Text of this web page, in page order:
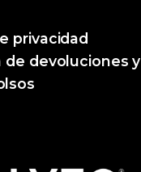
privacidad
de devoluciones y